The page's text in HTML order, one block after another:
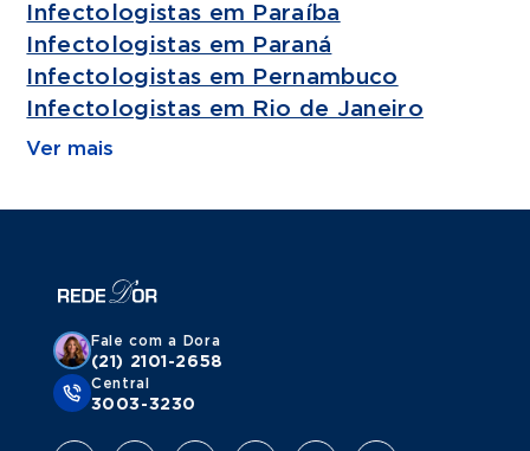
Infectologistas em Paraíba
Infectologistas em Paraná
Infectologistas em Pernambuco
Infectologistas em Rio de Janeiro
Ver mais
Fale com a Dora
(21) 2101-2658
Central
3003-3230